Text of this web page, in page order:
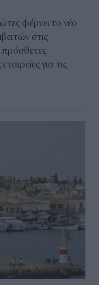
φέρνει το νέο
στις
για τις